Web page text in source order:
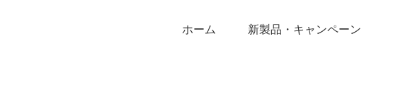
ホーム 新製品・キャンペーン